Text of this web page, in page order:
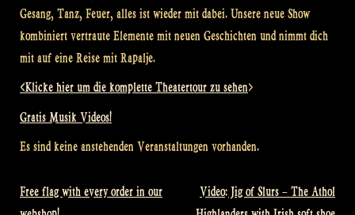
Gesang, Tanz, Feuer, alles ist wieder mit dabei. Unsere neue Show
kombiniert vertraute Elemente mit neuen Geschichten und nimmt dich
mit auf eine Reise mit Rapalje.
<Klicke hier um die komplette Theatertour zu sehen>
Gratis Musik Videos!
Es sind keine anstehenden Veranstaltungen vorhanden.
Beitragsnavigation
Free flag with every order in our
Video: Jig of Slurs – The Athol